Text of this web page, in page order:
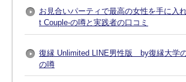
お見合いパーティで最高の女性を手に入
t Couple-の噂と実践者の口コミ
復縁 Unlimited LINE男性版 by復縁大学
の噂